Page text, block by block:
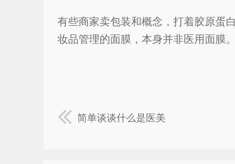
有些商家卖包装和概念，打着胶原蛋
妆品管理的面膜，本身并非医用面膜。
简单谈谈什么是医美